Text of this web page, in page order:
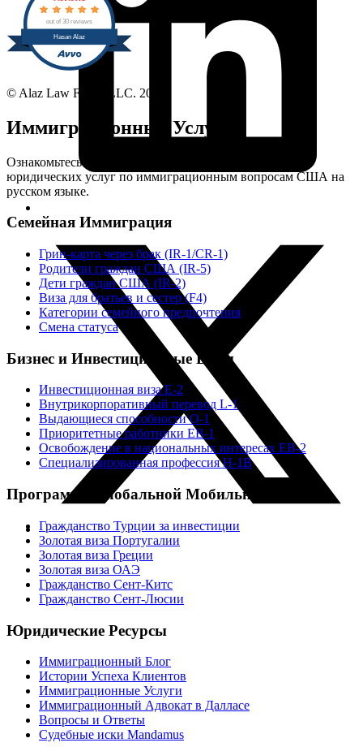
Hasan Alaz
out of 30 reviews
© Alaz Law Firm PLLC. 2026
Иммиграционные Услуги
Ознакомьтесь с общей информацией и вариантами
юридических услуг по иммиграционным вопросам США на
русском языке.
Семейная Иммиграция
Грин-карта через брак (IR-1/CR-1)
Родители граждан США (IR-5)
Дети граждан США (IR-2)
Виза для братьев и сестер (F4)
Категории семейного предпочтения
Смена статуса
Бизнес и Инвестиционные Визы
Инвестиционная виза E-2
Внутрикорпоративный перевод L-1
Выдающиеся способности O-1
Приоритетные работники EB-1
Освобождение в национальных интересах EB-2
Специализированная профессия H-1B
Программы Глобальной Мобильности
Гражданство Турции за инвестиции
Золотая виза Португалии
Золотая виза Греции
Золотая виза ОАЭ
Гражданство Сент-Китс
Гражданство Сент-Люсии
Юридические Ресурсы
Иммиграционный Блог
Истории Успеха Клиентов
Иммиграционные Услуги
Иммиграционный Адвокат в Далласе
Вопросы и Ответы
Судебные иски Mandamus